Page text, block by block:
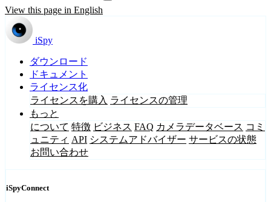
View this page in English
iSpy
ダウンロード
ドキュメント
ライセンス化
ライセンスを購入 ライセンスの管理
もっと
について 特徴 ビジネス FAQ カメラデータベース コミ
ュニティ API システムアドバイザー サービスの状態
お問い合わせ
iSpyConnect